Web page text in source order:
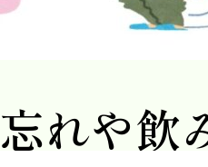
れや飲